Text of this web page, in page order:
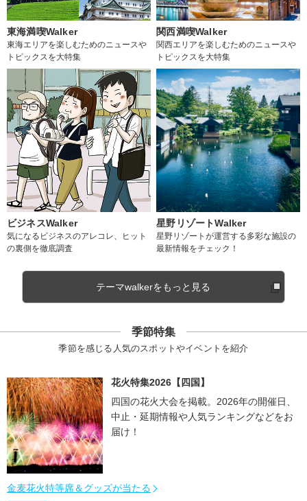
東海満喫Walker
東海エリアを楽しむためのニュースや
トピックスを大特集
関西満喫Walker
関西エリアを楽しむためのニュースや
トピックスを大特集
ビジネスWalker
気になるビジネスのアレコレ、ヒット
の裏側を徹底調査
星野リゾートWalker
星野リゾートが運営する多彩な施設の
最新情報をチェック！
テーマwalkerをもっと見る
季節特集
季節を感じる人気のスポットやイベントを紹介
花火特集2026【四国】
四国の花火大会を掲載。2026年の開催日、
中止・延期情報や人気ランキングなどをお
届け！
金麦花火特等席＆グッズが当たる